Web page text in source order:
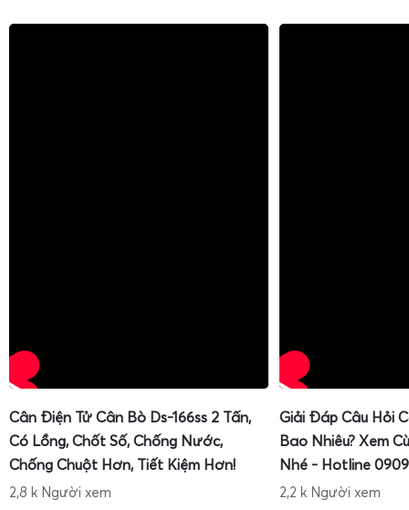
Cân Điện Tử Cân Bò Ds-166ss 2 Tấn,
Có Lồng, Chốt Số, Chống Nước,
Chống Chuột Hơn, Tiết Kiệm Hơn!
2,8 k Người xem
Giải Đáp Câu Hỏi
Bao Nhiêu? Xem
Nhé - Hotline
2,2 k Người xem